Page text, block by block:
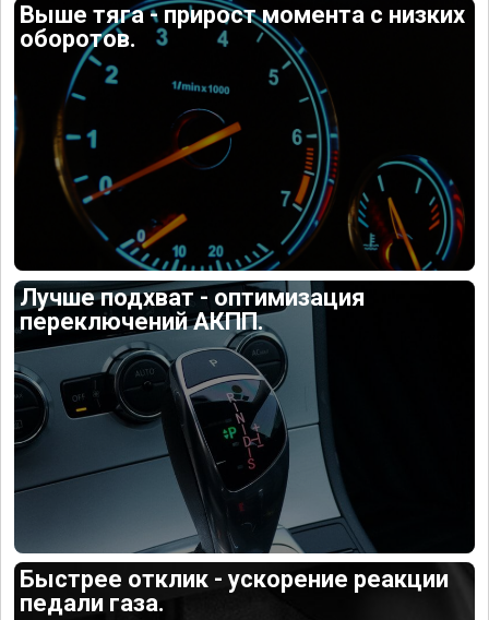
Выше тяга - прирост момента с низких
оборотов.
Лучше подхват - оптимизация
переключений АКПП.
Быстрее отклик - ускорение реакции
педали газа.